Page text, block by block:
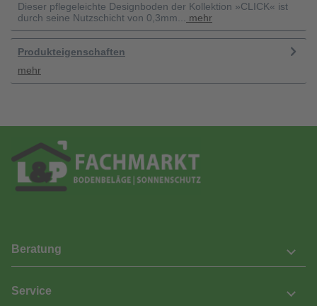
Dieser pflegeleichte Designboden der Kollektion »CLICK« ist
durch seine Nutzschicht von 0,3mm...
mehr
Produkteigenschaften
mehr
Beratung
Service